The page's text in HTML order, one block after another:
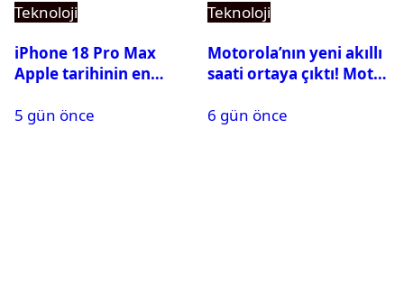
Teknoloji
iPhone 18 Pro Max
Apple tarihinin en
5 gün önce
Teknoloji
Motorola’nın yeni akıllı
saati ortaya çıktı! Moto
görüntülendi
6 gün önce